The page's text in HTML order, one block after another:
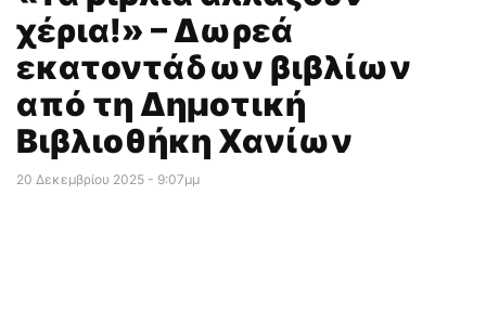
χέρια!» – Δωρεά
εκατοντάδων βιβλίων
από τη Δημοτική
Βιβλιοθήκη Χανίων
20 Δεκεμβρίου 2025 - 9:07μμ